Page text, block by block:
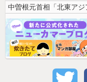
中曽根元首相「北東ア